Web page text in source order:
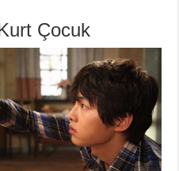
Çocuk